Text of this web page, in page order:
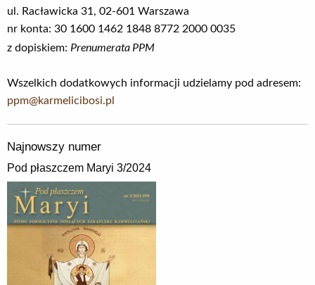
ul. Racławicka 31, 02-601 Warszawa
nr konta: 30 1600 1462 1848 8772 2000 0035
z dopiskiem: Prenumerata PPM
Wszelkich dodatkowych informacji udzielamy pod adresem:
ppm@karmelicibosi.pl
Najnowszy numer
Pod płaszczem Maryi 3/2024